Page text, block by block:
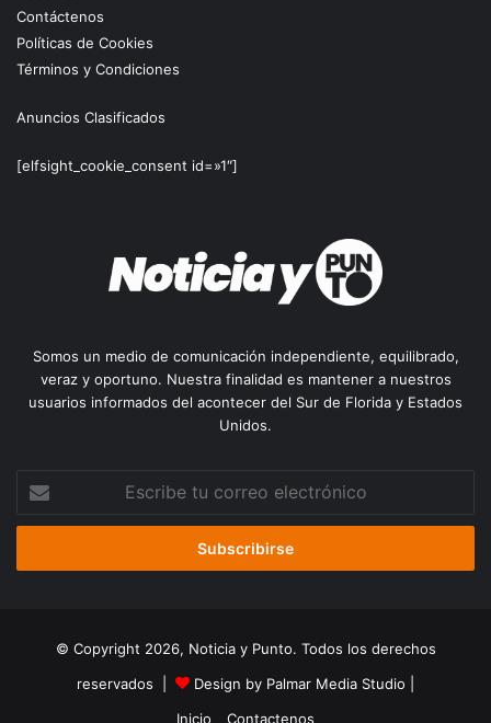
Contáctenos
Políticas de Cookies
Términos y Condiciones
Anuncios Clasificados
[elfsight_cookie_consent id=»1″]
Somos un medio de comunicación independiente, equilibrado,
veraz y oportuno. Nuestra finalidad es mantener a nuestros
usuarios informados del acontecer del Sur de Florida y Estados
Unidos.
correo
© Copyright 2026, Noticia y Punto. Todos los derechos
reservados |
Design by Palmar Media Studio
Inicio
Contactenos